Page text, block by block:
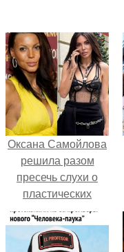
Оксана Самойлова
решила разом
пресечь слухи о
пластических
операциях и
публично
прояснила